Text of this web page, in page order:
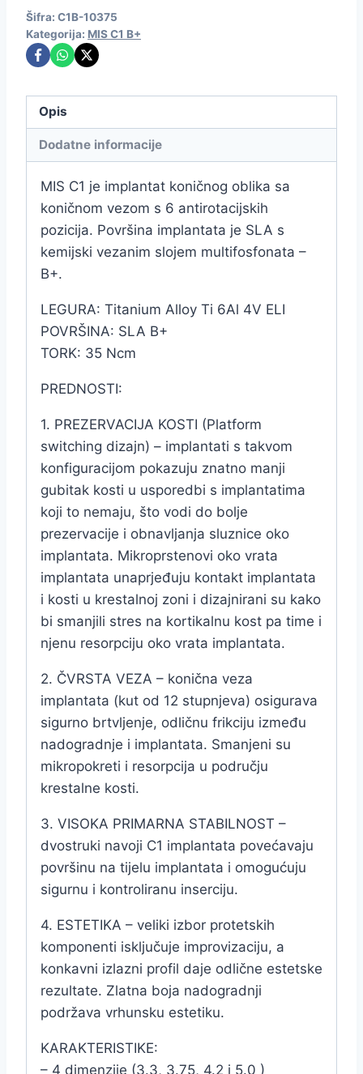
Šifra: C1B-10375
Kategorija: MIS C1 B+
Opis
Dodatne informacije
MIS C1 je implantat koničnog oblika sa
koničnom vezom s 6 antirotacijskih
pozicija. Površina implantata je SLA s
kemijski vezanim slojem multifosfonata –
B+.
LEGURA: Titanium Alloy Ti 6Al 4V ELI
POVRŠINA: SLA B+
TORK: 35 Ncm
PREDNOSTI:
1. PREZERVACIJA KOSTI (Platform
switching dizajn) – implantati s takvom
konfiguracijom pokazuju znatno manji
gubitak kosti u usporedbi s implantatima
koji to nemaju, što vodi do bolje
prezervacije i obnavljanja sluznice oko
implantata. Mikroprstenovi oko vrata
implantata unaprjeđuju kontakt implantata
i kosti u krestalnoj zoni i dizajnirani su kako
bi smanjili stres na kortikalnu kost pa time i
njenu resorpciju oko vrata implantata.
2. ČVRSTA VEZA – konična veza
implantata (kut od 12 stupnjeva) osigurava
sigurno brtvljenje, odličnu frikciju između
nadogradnje i implantata. Smanjeni su
mikropokreti i resorpcija u području
krestalne kosti.
3. VISOKA PRIMARNA STABILNOST –
dvostruki navoji C1 implantata povećavaju
površinu na tijelu implantata i omogućuju
sigurnu i kontroliranu inserciju.
4. ESTETIKA – veliki izbor protetskih
komponenti isključuje improvizaciju, a
konkavni izlazni profil daje odlične estetske
rezultate. Zlatna boja nadogradnji
podržava vrhunsku estetiku.
KARAKTERISTIKE:
– 4 dimenzije (3.3, 3.75, 4.2 i 5.0 )